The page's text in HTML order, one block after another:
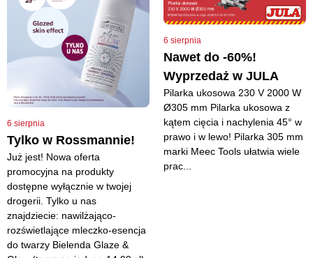
6 sierpnia
Tylko w Rossmannie!
Już jest! Nowa oferta
promocyjna na produkty
dostępne wyłącznie w twojej
drogerii. Tylko u nas
znajdziecie: nawilżająco-
rozświetlające mleczko-esencja
do twarzy Bielenda Glaze &
6 sierpnia
Nawet do -60%!
Wyprzedaż w JULA
Pilarka ukosowa 230 V 2000 W
Ø305 mm Pilarka ukosowa z
kątem cięcia i nachylenia 45° w
prawo i w lewo! Pilarka 305 mm
marki Meec Tools ułatwia wiele
prac...